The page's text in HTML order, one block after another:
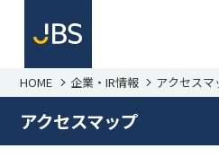
HOME 企業・IR情報 アクセスマ
アクセスマップ